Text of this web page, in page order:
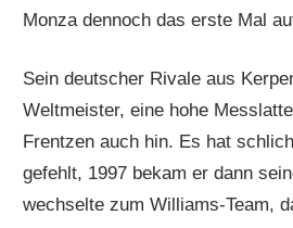
Monza dennoch das erste Mal
Sein deutscher Rivale aus
Weltmeister, eine hohe
Frentzen auch hin. Es hat
gefehlt, 1997 bekam er dann
wechselte zum Williams-Team,